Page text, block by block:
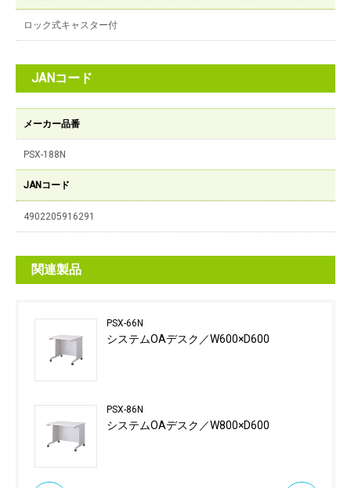
ロック式キャスター付
JANコード
メーカー品番
PSX-188N
JANコード
4902205916291
関連製品
PSX-66N
システムOAデスク／W600×D600
PSX-86N
システムOAデスク／W800×D600